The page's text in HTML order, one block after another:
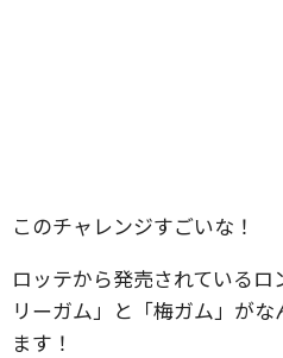
このチャレンジすごいな！
ロッテから発売されている
リーガム」と「梅ガム」が
ます！